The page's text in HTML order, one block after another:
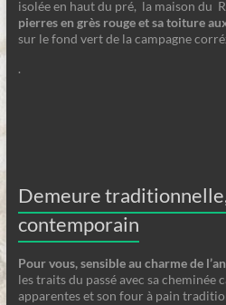
isolée en haut du pré, la maison du
pierres en grès rouge et sa toiture
sur le fond vert de la campagne
.
Demeure
contemporain
Pour vous, sensible au charme de
les traits du passé avec sa cheminée
apparentes et son four à pain